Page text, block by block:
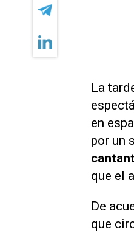
La
en
por un
que el
De
que